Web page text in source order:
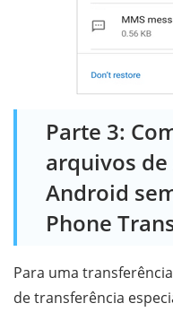
Parte 3:
arquivos
Android
Phone
Para uma
de transferência